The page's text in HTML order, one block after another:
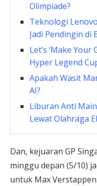
Olimpiade?
Teknologi
Jadi Pendingin di
Let’s ‘Make
Hyper Legend
Apakah Wasit
AI?
Liburan Anti
Lewat Olahraga
Dan, kejuaran GP
minggu depan (5/10)
untuk Max